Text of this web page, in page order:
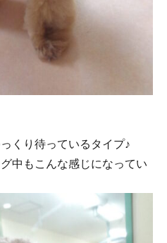
くり待っているタイプ♪
中もこんな感じになってい